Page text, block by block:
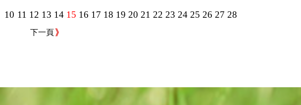
10 11 12 13 14 15 16 17 18 19 20 21 22 23 24 25 26 27 28
下一頁